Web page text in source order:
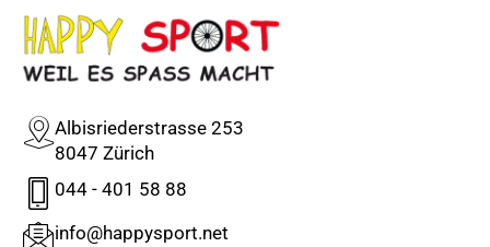
Albisriederstrasse 253
8047 Zürich
044 - 401 58 88
info@happysport.net